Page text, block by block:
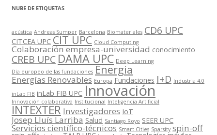
NUBE DE ETIQUETAS
acústica Andreas Sumper Barcelona Biomateriales CD6 UPC
CITCEA UPC CIT UPC Cloud Computing
Colaboración empresa-universidad conocimiento
CREB UPCDAMA UPC Deep Learning
Día europeo de las fundaciones Energia
Energías Renovables Europa Fundaciones I+D Industria 4.0
inLab FIB inLab FIB UPC Innovación
Innovación colaborativa Institucional Inteligencia Artificial
INTEXTER Investigadores IoT
Josep Lluís Larriba Salud Santiago Royo SEER UPC
Servicios científico-técnicos Smart Cities Sparsity spin-off